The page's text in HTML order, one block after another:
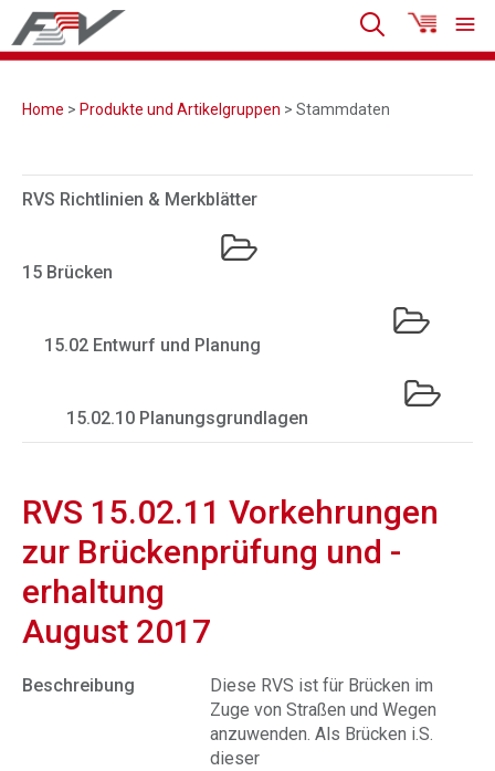
Home > Produkte und Artikelgruppen > Stammdaten
RVS Richtlinien & Merkblätter
15 Brücken
15.02 Entwurf und Planung
15.02.10 Planungsgrundlagen
RVS 15.02.11 Vorkehrungen
zur Brückenprüfung und -
erhaltung
August 2017
Beschreibung
Diese RVS ist für Brücken im
Zuge von Straßen und Wegen
anzuwenden. Als Brücken i.S.
dieser